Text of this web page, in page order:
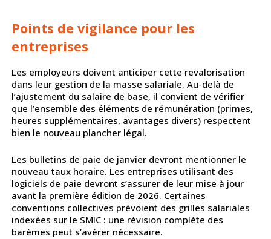
Points de vigilance pour les
entreprises
Les employeurs doivent anticiper cette revalorisation
dans leur gestion de la masse salariale. Au-delà de
l’ajustement du salaire de base, il convient de vérifier
que l’ensemble des éléments de rémunération (primes,
heures supplémentaires, avantages divers) respectent
bien le nouveau plancher légal.
Les bulletins de paie de janvier devront mentionner le
nouveau taux horaire. Les entreprises utilisant des
logiciels de paie devront s’assurer de leur mise à jour
avant la première édition de 2026. Certaines
conventions collectives prévoient des grilles salariales
indexées sur le SMIC : une révision complète des
barèmes peut s’avérer nécessaire.